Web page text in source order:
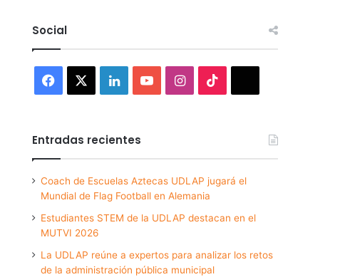
Social
Facebook LinkedInYouTubeInstagram
Entradas recientes
Coach de Escuelas Aztecas UDLAP jugará el
Mundial de Flag Football en Alemania
Estudiantes STEM de la UDLAP destacan en el
MUTVI 2026
La UDLAP reúne a expertos para analizar los retos
de la administración pública municipal